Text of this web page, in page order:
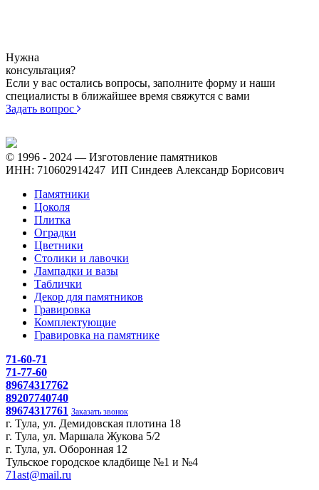
Нужна
консультация?
Если у вас остались вопросы, заполните форму и наши
специалисты в ближайшее время свяжутся с вами
Задать вопрос
© 1996 - 2024 — Изготовление памятников
ИНН: 710602914247 ИП Синдеев Александр Борисович
Памятники
Цоколя
Плитка
Оградки
Цветники
Столики и лавочки
Лампадки и вазы
Таблички
Декор для памятников
Гравировка
Комплектующие
Гравировка на памятнике
71-60-71
71-77-60
89674317762
89207740740
89674317761 Заказать звонок
г. Тула, ул. Демидовская плотина 18
г. Тула, ул. Маршала Жукова 5/2
г. Тула, ул. Оборонная 12
Тульское городское кладбище №1 и №4
71ast@mail.ru